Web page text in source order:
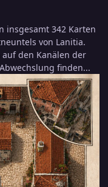
insgesamt 342 Karten
von Lanitia.
den Kanälen der
finden...